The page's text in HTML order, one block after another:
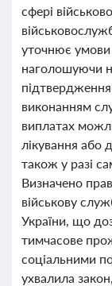
сфері
уточнює умови
наголошуючи
підтвердження
виконанням
виплатах
лікування або
також у разі
Визначено
військову
України, що
тимчасове
соціальними
ухвалила